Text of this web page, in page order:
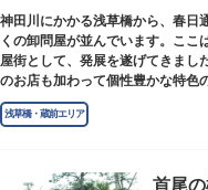
神田川にかかる浅草橋から、春日
くの卸問屋が並んでいます。ここ
屋街として、発展を遂げてきまし
のお店も加わって個性豊かな特色
浅草橋・蔵前エリア
首尾